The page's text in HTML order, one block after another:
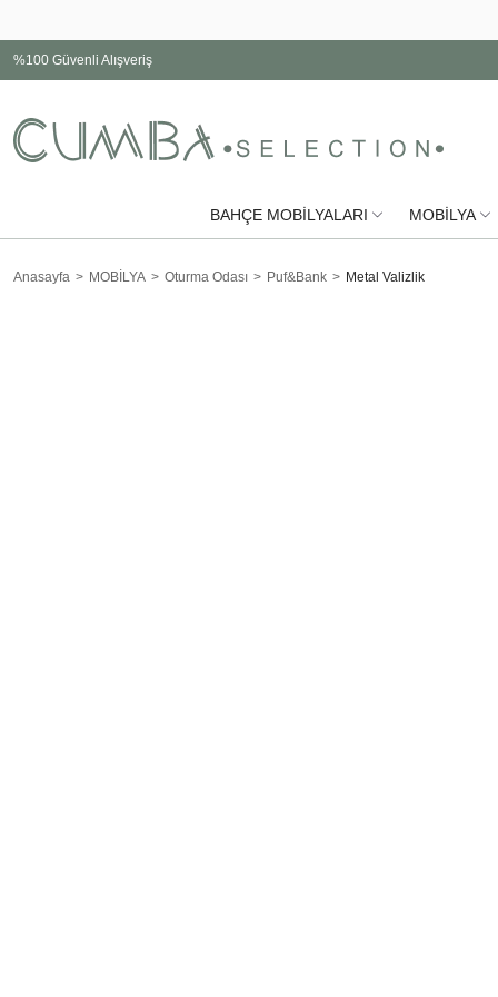
%100 Güvenli Alışveriş
BAHÇE MOBİLYALARI MOBİLYA
Anasayfa MOBİLYA Oturma Odası Puf&Bank Metal Valizlik